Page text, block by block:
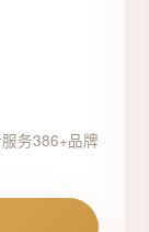
务386+品牌